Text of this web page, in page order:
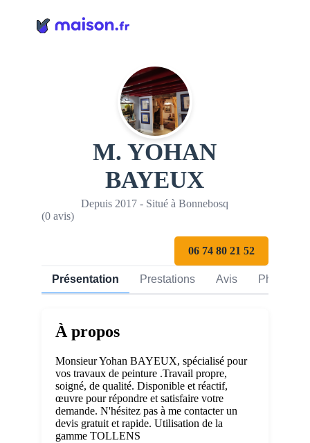
M. YOHAN
BAYEUX
Depuis 2017 - Situé à Bonnebosq
(0 avis)
06 74 80 21 52
Présentation Prestations Avis Photos
À propos
Monsieur Yohan BAYEUX, spécialisé pour
vos travaux de peinture .Travail propre,
soigné, de qualité. Disponible et réactif,
œuvre pour répondre et satisfaire votre
demande. N'hésitez pas à me contacter un
devis gratuit et rapide. Utilisation de la
gamme TOLLENS